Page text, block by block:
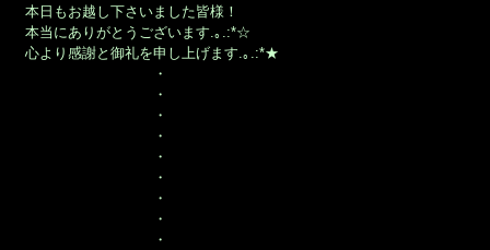
本日もお越し下さいました皆様！
本当にありがとうございます.｡.:*☆
心より感謝と御礼を申し上げます.｡.:*★
・
・
・
・
・
・
・
・
・